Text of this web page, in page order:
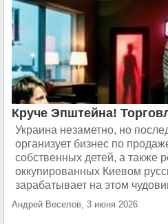
Круче Эпштейна!
Украина незаметно, но
организует бизнес по
собственных детей, а также
оккупированных Киевом
зарабатывает на этом
Андрей Веселов, 3 июня 2026